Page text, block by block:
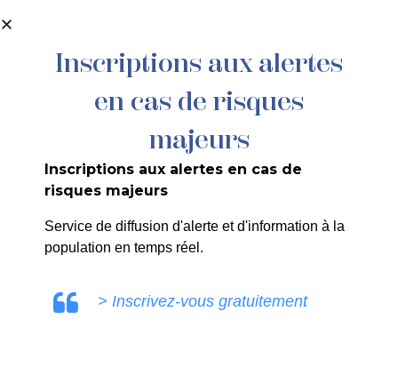
principal
21/26 – FONGIBILITÉ DES CRÉDITS –
VIREMENT DE CRÉDIT DE CHAPITRE
23 À CHAPITRE 204
Inscriptions aux alertes
en cas de risques
majeurs
Inscriptions aux alertes en cas de
risques majeurs
Service de diffusion d'alerte et d'information à la
population en temps réel.
> Inscrivez-vous gratuitement